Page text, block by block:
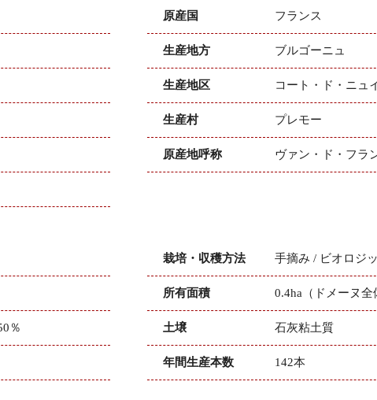
原産国 フランス
生産地方 ブルゴーニュ
生産地区 コート・ド・ニュ
生産村 プレモー
原産地呼称 ヴァン・ド・フラ
％
栽培・収穫方法 手摘み / ビオロジ
所有面積 0.4ha（ドメーヌ全
土壌 石灰粘土質
年間生産本数 142本